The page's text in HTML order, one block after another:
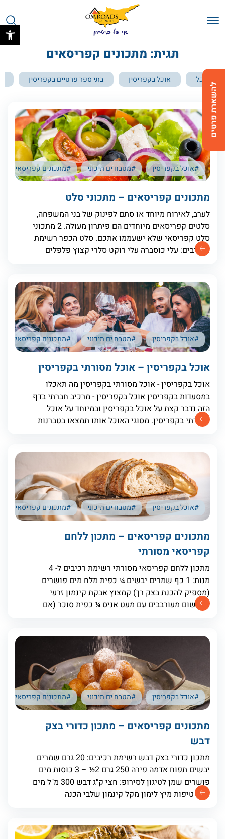
תגית: מתכונים קפריסאים
הכל אוכל בקפריסין בתי ספר פרטיים בקפריסין
#אוכל בקפריסין #מטבח ים תיכוני #מתכונים קפריסאים
מתכונים קפריסאים – מתכוני סלט
לערב, לאירוח מיוחד או סתם לפינוק של בני המשפחה,
סלטים קפריסאים מיוחדים הם פיתרון מעולה. 2 מתכוני
סלט קפריסאי שלא ישעממו אתכם. סלט הכפר רשימת
מרכיבים: עלי כוסברה עלי רוקט סלרי קצוץ פלפלים
#אוכל בקפריסין #מטבח ים תיכוני #מתכונים קפריסאים
אוכל בקפריסין – אוכל מסורתי בקפריסין
אוכל בקפריסין - אוכל מסורתי בקפריסין מה תאכלו
במסעדות בקפריסין אוכל בקפריסין - מרכיב חברתי בדף
הזה נדבר קצת על אוכל בקפריסין ובמיוחד על אוכל
מסורתי בקפריסין. מסוגי האוכל אותו תמצאו בטברנות
#אוכל בקפריסין #מטבח ים תיכוני #מתכונים קפריסאים
מתכונים קפריסאים – מתכון ללחם
קפריסאי מסורתי
מתכון ללחם קפריסאי מסורתי רשימת רכיבים ל- 4
מנות: 1 כף שמרים יבשים ¼ כפית מלח מים פושרים
(מספיק להכנת בצק רך) קמצוץ אבקת קינמון זרעי
שומשום מעורבבים עם מעט אניס ¼ כפית סוכר (אם
#אוכל בקפריסין #מטבח ים תיכוני #מתכונים קפריסאים
מתכונים קפריסאים – מתכון כדורי בצק
דבש
מתכון כדורי בצק דבש רשימת רכיבים: 20 גרם שמרים
יבשים תפוח אדמה פירה 250 גרם 2½ – 3 כוסות מים
פושרים שמן לטיגון לסירופ: חצי ק״ג דבש 300 מ"ל מים
כמה טיפות מיץ לימון מקל קינמון שלבי הכנה
להשארת פרטים